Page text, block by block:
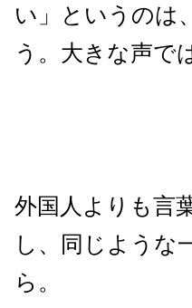
い」というのは
う。大きな声で
外国人よりも言
し、同じような
ら。